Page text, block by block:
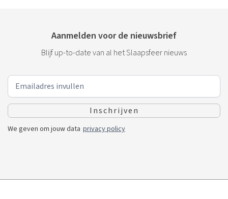
Aanmelden voor de nieuwsbrief
Blijf up-to-date van al het Slaapsfeer nieuws
We geven om jouw data privacy policy